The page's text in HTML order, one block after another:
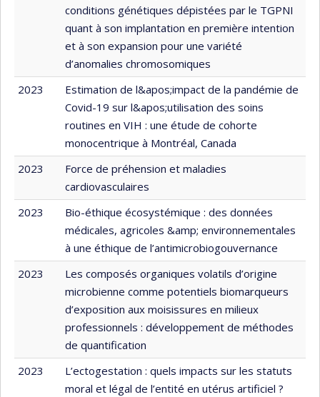
conditions génétiques dépistées par le TGPNI
quant à son implantation en première intention
et à son expansion pour une variété
d’anomalies chromosomiques
2023
Estimation de l&apos;impact de la pandémie de
Covid-19 sur l&apos;utilisation des soins
routines en VIH : une étude de cohorte
monocentrique à Montréal, Canada
2023
Force de préhension et maladies
cardiovasculaires
2023
Bio-éthique écosystémique : des données
médicales, agricoles &amp; environnementales
à une éthique de l’antimicrobiogouvernance
2023
Les composés organiques volatils d’origine
microbienne comme potentiels biomarqueurs
d’exposition aux moisissures en milieux
professionnels : développement de méthodes
de quantification
2023
L’ectogestation : quels impacts sur les statuts
moral et légal de l’entité en utérus artificiel ?